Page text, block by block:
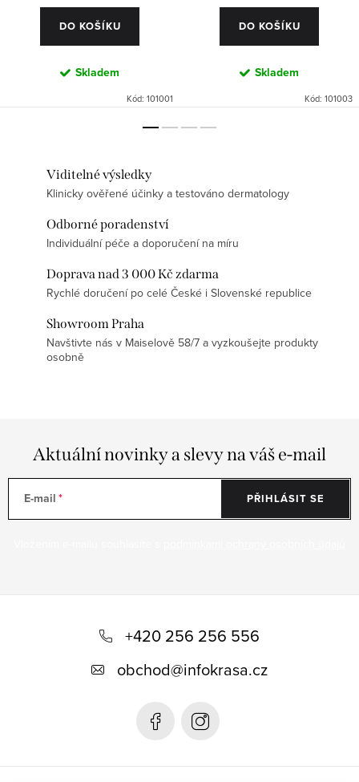
DO KOŠÍKU
Skladem
Kód: 101001
DO KOŠÍKU
Skladem
Kód: 101003
Viditelné výsledky
Klinicky ověřené účinky a testováno dermatology
Odborné poradenství
Individuální péče a doporučení na míru
Doprava nad 3 000 Kč zdarma
Rychlé doručení po celé České i Slovenské republice
Showroom Praha
Navštivte nás v Maiselově 58/7 a vyzkoušejte produkty
osobně
Aktuální novinky a slevy na váš e-mail
E-mail PŘIHLÁSIT SE
+420 256 256 556
obchod@infokrasa.cz